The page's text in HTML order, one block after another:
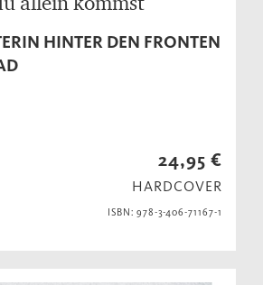
HINTER DEN FRONTEN
24,95 €
HARDCOVER
ISBN: 978-3-406-71167-1